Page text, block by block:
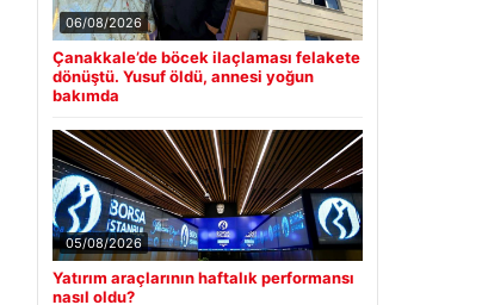
06/08/2026
Çanakkale’de böcek ilaçlaması felakete
dönüştü. Yusuf öldü, annesi yoğun
bakımda
05/08/2026
Yatırım araçlarının haftalık performansı
nasıl oldu?